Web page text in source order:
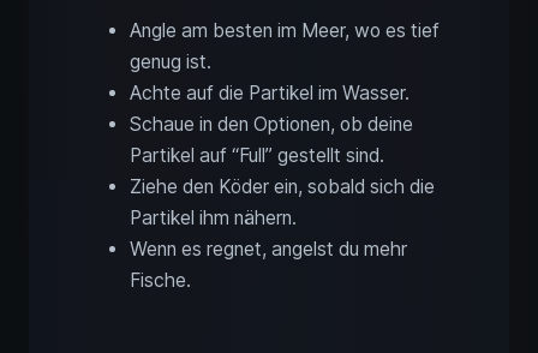
Angle am besten im Meer, wo es tief
genug ist.
Achte auf die Partikel im Wasser.
Schaue in den Optionen, ob deine
Partikel auf “Full” gestellt sind.
Ziehe den Köder ein, sobald sich die
Partikel ihm nähern.
Wenn es regnet, angelst du mehr
Fische.